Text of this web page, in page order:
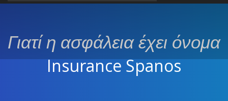
Γιατί η ασφάλεια έχει όνομα
Insurance Spanos